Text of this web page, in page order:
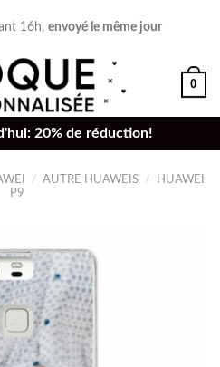
16h,envoyé le même jour
0
20% de réduction!
/ AUTRE HUAWEIS /
HUAWEI
P9